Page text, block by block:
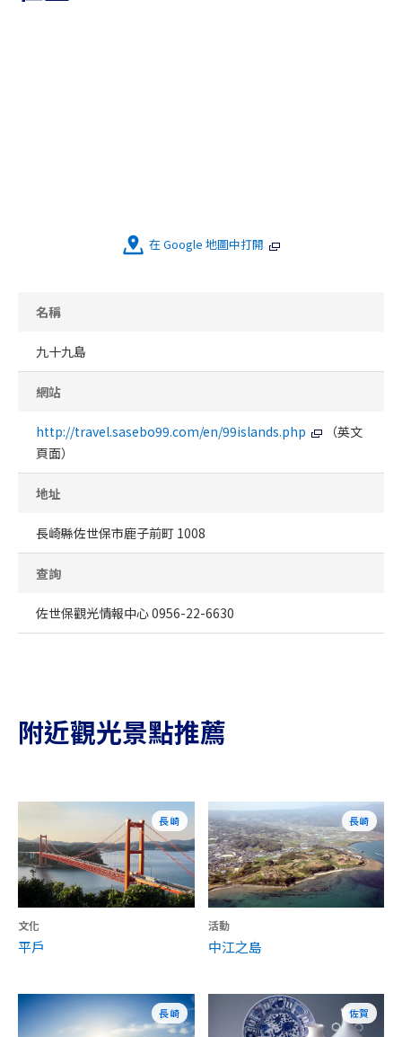
在 Google 地圖中打開
名稱
九十九島
網站
http://travel.sasebo99.com/en/99islands.php
（英文
頁面）
地址
長崎縣佐世保市鹿子前町 1008
查詢
佐世保觀光情報中心 0956-22-6630
附近觀光景點推薦
長崎
文化
平戶
長崎
活動
中江之島
長崎 佐賀